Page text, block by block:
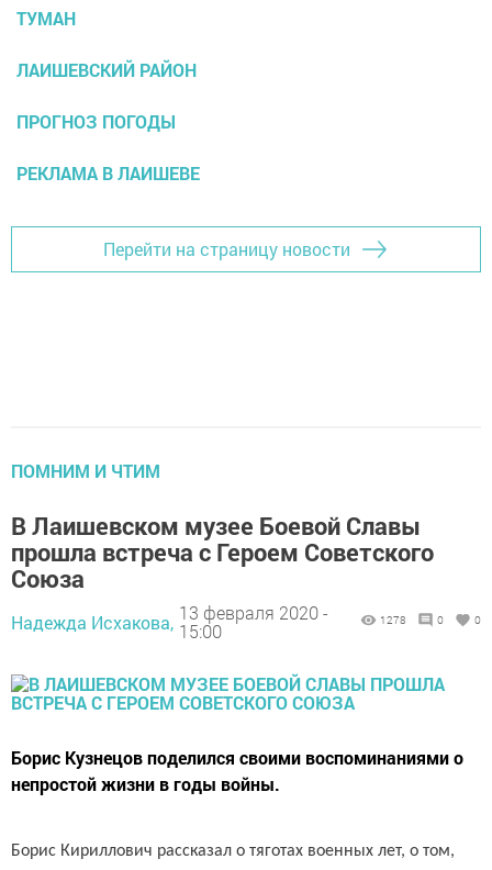
ТУМАН
ЛАИШЕВСКИЙ РАЙОН
ПРОГНОЗ ПОГОДЫ
РЕКЛАМА В ЛАИШЕВЕ
Перейти на страницу новости
ПОМНИМ И ЧТИМ
В Лаишевском музее Боевой Славы
прошла встреча с Героем Советского
Союза
Надежда Исхакова, 13 февраля 2020 -
15:00
1278 0 0
Борис Кузнецов поделился своими воспоминаниями о
непростой жизни в годы войны.
Борис Кириллович рассказал о тяготах военных лет, о том,